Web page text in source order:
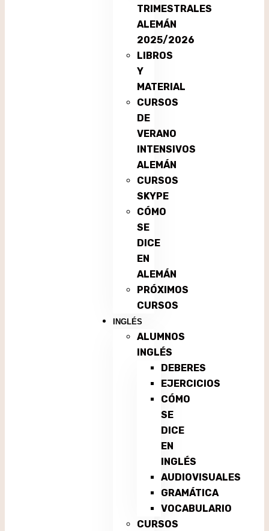
TRIMESTRALES
ALEMÁN
2025/2026
LIBROS
Y
MATERIAL
CURSOS
DE
VERANO
INTENSIVOS
ALEMÁN
CURSOS
SKYPE
CÓMO
SE
DICE
EN
ALEMÁN
PRÓXIMOS
CURSOS
INGLÉS
ALUMNOS
INGLÉS
DEBERES
EJERCICIOS
CÓMO
SE
DICE
EN
INGLÉS
AUDIOVISUALES
GRAMÁTICA
VOCABULARIO
CURSOS